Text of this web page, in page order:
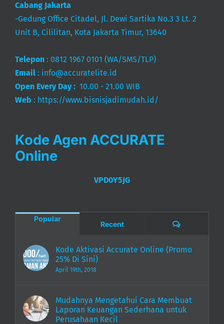
Cabang Jakarta
-Gedung Office Citadel, Jl. Dewi Sartika No.3 3 Lt. 2
Unit B, Cililitan, Kota Jakarta Timur, 13640
Telepon : 0812 1967 0101 (WA/SMS/TLP)
Email : info@accuratelite.id
Open Every Day : 10.00 - 21.00 WIB
Web : https://www.bisnisjadimudah.id/
Kode Agen ACCURATE
Online
VPD0Y5JG
Popular
Recent Comments
Kode Aktivasi Accurate Online (Promo
25% Di Sini)
April 19th, 2018
Mudahnya Mengetahui Cara Membuat
Laporan Keuangan Sederhana untuk
Perusahaan Kecil